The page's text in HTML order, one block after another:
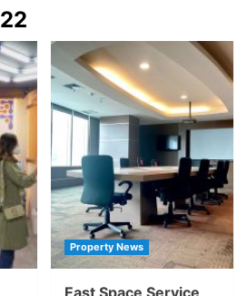
Property News
East Space Service